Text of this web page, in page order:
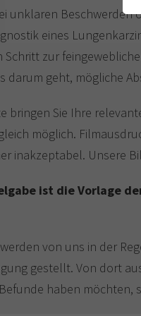
unklaren
eines
zur
darum geht, mögliche
bringen Sie Ihre
möglich.
inakzeptabel. Unsere
ist die Vorlage
von uns in der
gestellt. Von dort
haben möchten,